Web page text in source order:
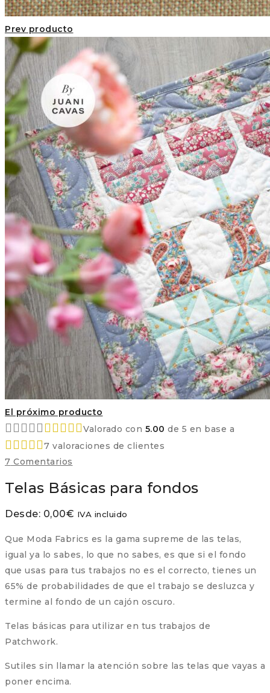
Prev producto
El próximo producto
Valorado con 5.00 de 5 en base a
7 valoraciones de clientes
7 Comentarios
Telas Básicas para fondos
Desde: 0,00€ IVA incluido
Que Moda Fabrics es la gama supreme de las telas,
igual ya lo sabes, lo que no sabes, es que si el fondo
que usas para tus trabajos no es el correcto, tienes un
65% de probabilidades de que el trabajo se desluzca y
termine al fondo de un cajón oscuro.
Telas básicas para utilizar en tus trabajos de
Patchwork.
Sutiles sin llamar la atención sobre las telas que vayas a
poner encima.